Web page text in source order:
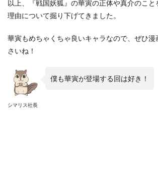
以上、『戦国妖狐』の華寅の正体や真介のこと
理由について掘り下げてきました。
華寅もめちゃくちゃ良いキャラなので、ぜひ
さいね！
シマリス社長
僕も華寅が登場する回は好き！